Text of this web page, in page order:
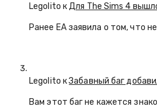
Legolito кДля The Sims 4
Ранее EA заявила о том, что
Legolito кЗабавный баг
Вам этот баг не кажется